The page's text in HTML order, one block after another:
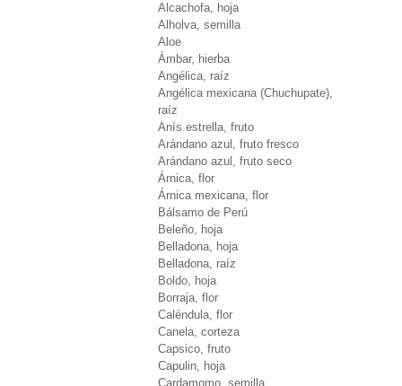
Alcachofa, hoja
Alholva, semilla
Aloe
Ámbar, hierba
Angélica, raíz
Angélica mexicana (Chuchupate),
raíz
Anís estrella, fruto
Arándano azul, fruto fresco
Arándano azul, fruto seco
Árnica, flor
Árnica mexicana, flor
Bálsamo de Perú
Beleño, hoja
Belladona, hoja
Belladona, raíz
Boldo, hoja
Borraja, flor
Caléndula, flor
Canela, corteza
Capsico, fruto
Capulin, hoja
Cardamomo, semilla